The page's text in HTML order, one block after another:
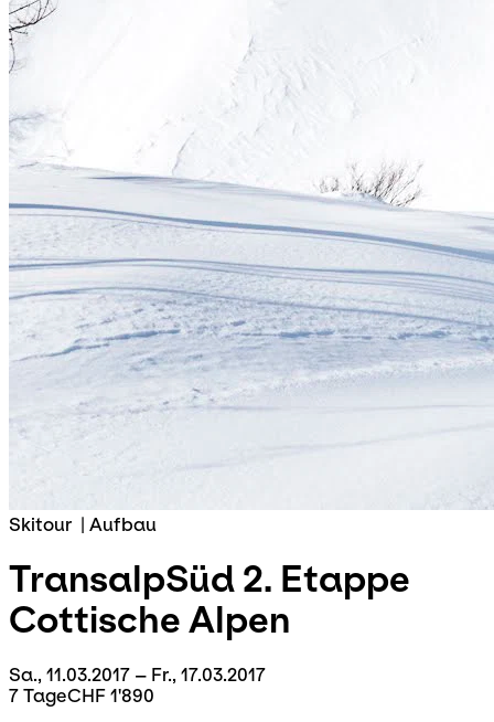
Skitour | Aufbau
TransalpSüd 2. Etappe
Cottische Alpen
Sa., 11.03.2017 – Fr., 17.03.2017
7 TageCHF 1'890